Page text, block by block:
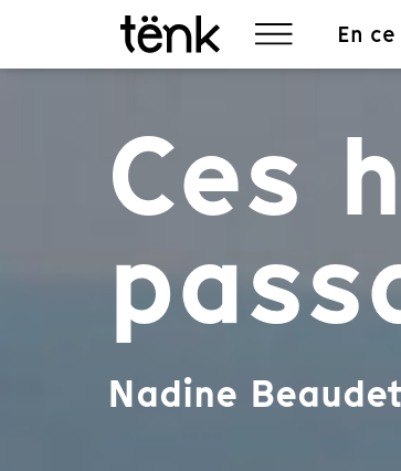
En
Ces
Nadine Beaudet